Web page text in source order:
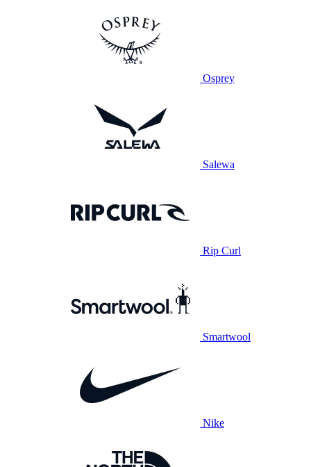
Osprey
Salewa
Rip Curl
Smartwool
Nike